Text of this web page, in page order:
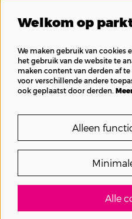
Inschrijven
Welkom op
We maken gebruik van cookies
het gebruik van de website te
maken content van derden af te
voor verschillende andere
ook geplaatst door derden.
Alleen
Alle